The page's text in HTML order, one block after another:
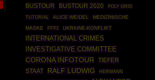
BUSTOUR BUSTOUR 2020
POLY GRID
TUTORIAL
ALICE WEIDEL
MEDIZINISCHE
MASKE
FFP2 UKRAINE-KONFLIKT
INTERNATIONAL CRIMES
INVESTIGATIVE COMMITTEE
CORONA INFOTOUR
TIEFER
STAAT
RALF LUDWIG
HERMANN